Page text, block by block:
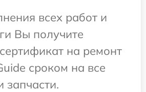
всех работ и
Вы получите
на ремонт
сроком на все
запчасти.